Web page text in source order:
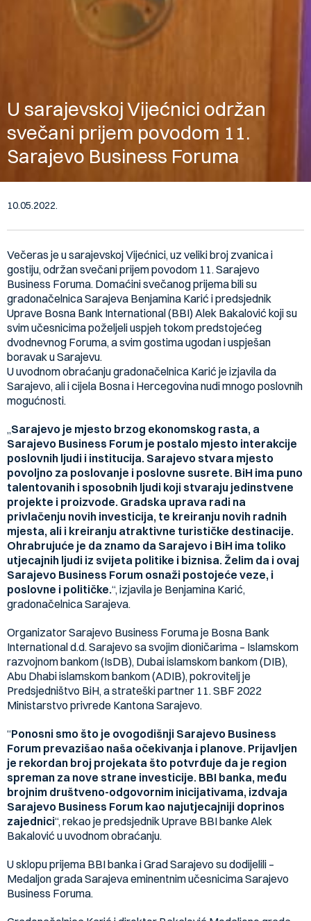
U sarajevskoj Vijećnici održan
svečani prijem povodom 11.
Sarajevo Business Foruma
10.05.2022.
Večeras je u sarajevskoj Vijećnici, uz veliki broj zvanica i
gostiju, održan svečani prijem povodom 11. Sarajevo
Business Foruma. Domaćini svečanog prijema bili su
gradonačelnica Sarajeva Benjamina Karić i predsjednik
Uprave Bosna Bank International (BBI) Alek Bakalović koji su
svim učesnicima poželjeli uspjeh tokom predstojećeg
dvodnevnog Foruma, a svim gostima ugodan i uspješan
boravak u Sarajevu.
U uvodnom obraćanju gradonačelnica Karić je izjavila da
Sarajevo, ali i cijela Bosna i Hercegovina nudi mnogo poslovnih
mogućnosti.
„Sarajevo je mjesto brzog ekonomskog rasta, a
Sarajevo Business Forum je postalo mjesto interakcije
poslovnih ljudi i institucija. Sarajevo stvara mjesto
povoljno za poslovanje i poslovne susrete. BiH ima puno
talentovanih i sposobnih ljudi koji stvaraju jedinstvene
projekte i proizvode. Gradska uprava radi na
privlačenju novih investicija, te kreiranju novih radnih
mjesta, ali i kreiranju atraktivne turističke destinacije.
Ohrabrujuće je da znamo da Sarajevo i BiH ima toliko
utjecajnih ljudi iz svijeta politike i biznisa. Želim da i ovaj
Sarajevo Business Forum osnaži postojeće veze, i
poslovne i političke.“, izjavila je Benjamina Karić,
gradonačelnica Sarajeva.
Organizator Sarajevo Business Foruma je Bosna Bank
International d.d. Sarajevo sa svojim dioničarima – Islamskom
razvojnom bankom (IsDB), Dubai islamskom bankom (DIB),
Abu Dhabi islamskom bankom (ADIB), pokrovitelj je
Predsjedništvo BiH, a strateški partner 11. SBF 2022
Ministarstvo privrede Kantona Sarajevo.
“Ponosni smo što je ovogodišnji Sarajevo Business
Forum prevazišao naša očekivanja i planove. Prijavljen
je rekordan broj projekata što potvrđuje da je region
spreman za nove strane investicije. BBI banka, među
brojnim društveno-odgovornim inicijativama, izdvaja
Sarajevo Business Forum kao najutjecajniji doprinos
zajednici“, rekao je predsjednik Uprave BBI banke Alek
Bakalović u uvodnom obraćanju.
U sklopu prijema BBI banka i Grad Sarajevo su dodijelili –
Medaljon grada Sarajeva eminentnim učesnicima Sarajevo
Business Foruma.